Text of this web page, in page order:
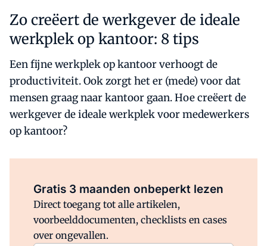
Zo creëert de werkgever de ideale
werkplek op kantoor: 8 tips
Een fijne werkplek op kantoor verhoogt de
productiviteit. Ook zorgt het er (mede) voor dat
mensen graag naar kantoor gaan. Hoe creëert de
werkgever de ideale werkplek voor medewerkers
op kantoor?
Gratis 3 maanden onbeperkt lezen
Direct toegang tot alle artikelen,
voorbeelddocumenten, checklists en cases
over ongevallen.